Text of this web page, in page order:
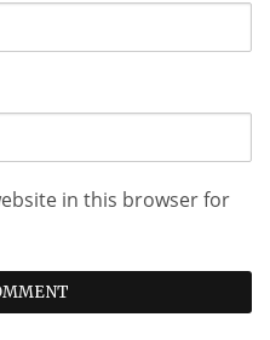
in this browser for